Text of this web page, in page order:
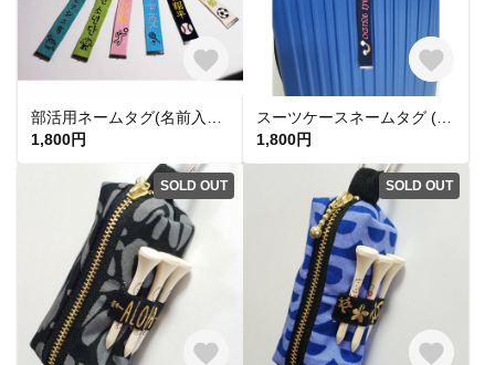
1,800円
1,800円
SOLD OUT SOLD OUT